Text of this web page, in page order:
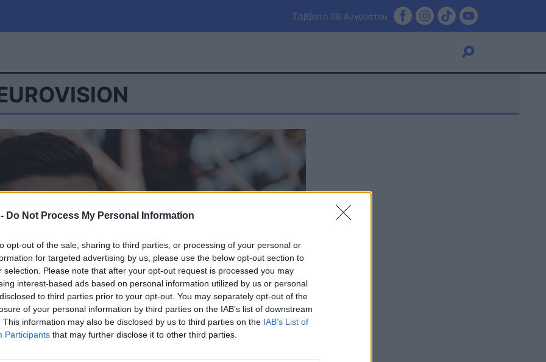
Do Not Process My Personal Information
opt-out of the sale, sharing to third parties, or processing of your personal or
for targeted advertising by us, please use the below opt-out section to
selection. Please note that after your opt-out request is processed you may
interest-based ads based on personal information utilized by us or personal
to third parties prior to your opt-out. You may separately opt-out of the
of your personal information by third parties on the IAB’s list of downstream
This information may also be disclosed by us to third parties on the IAB’s List of
Participants that may further disclose it to other third parties.
Σάββατο 08 Αυγούστου
Πολιτική
ΕΣΠΑ
Αθλητικά
Καιρός
Πίστη